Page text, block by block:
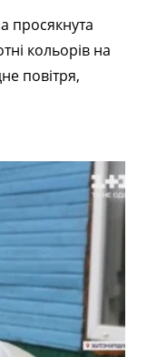
просякнута
кольорів на
повітря,